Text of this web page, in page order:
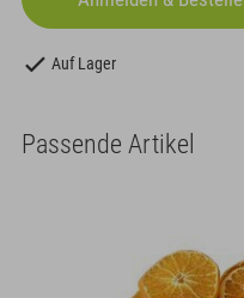
Auf Lager
Passende Artikel